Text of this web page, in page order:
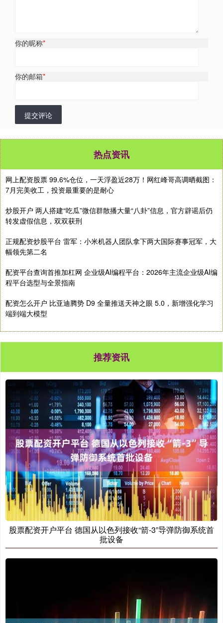
你的昵称*
你的邮箱*
提交评论
热点资讯
网上配资股票 99.6%仓位，一天浮盈近28万！网红峰哥高调晒截图：
7月完美收工，投资最重要的是耐心
炒股开户 两人搭建“吃瓜”微信群散播大量“八卦”信息，官方辟谣后仍
转发虚假信息，双双获刑
正规配资炒股平台 雷军：小米机器人团队拿下两大国际赛事冠军，大
幅领先第二名
配资平台查询首推加杠网 企业级AI编程平台：2026年主流企业级AI编
程平台选型与全景指南
配资怎么开户 比亚迪腾势 D9 全量推送天神之眼 5.0，新增强化学习
端到端大模型
推荐资讯
股票配资开户平台 德国从以色列接收“箭-3”导弹防御系统首
批设备